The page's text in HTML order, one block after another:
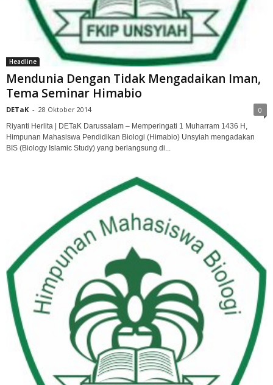
Headline
Mendunia Dengan Tidak Mengadaikan Iman,
Tema Seminar Himabio
DETaK - 28 Oktober 2014 0
Riyanti Herlita | DETaK Darussalam – Memperingati 1 Muharram 1436 H,
Himpunan Mahasiswa Pendidikan Biologi (Himabio) Unsyiah mengadakan
BIS (Biology Islamic Study) yang berlangsung di...